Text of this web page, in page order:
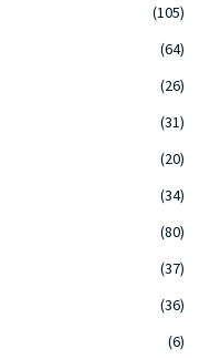
(105)
(64)
(26)
(31)
(20)
(34)
(80)
(37)
(36)
(6)